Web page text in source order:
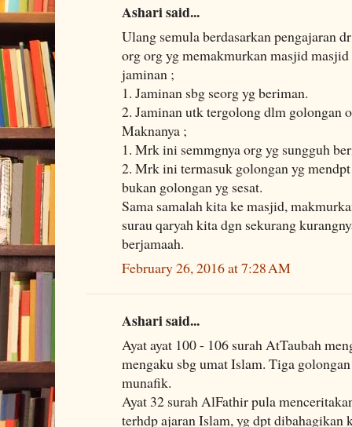
Ashari said...
Ulang semula berdasarkan pengajaran
org org yg memakmurkan masjid
jaminan ;
1. Jaminan sbg seorg yg beriman.
2. Jaminan utk tergolong dlm golongan
Maknanya ;
1. Mrk ini semmgnya org yg sungguh
2. Mrk ini termasuk golongan yg
bukan golongan yg sesat.
Sama samalah kita ke masjid,
surau qaryah kita dgn sekurang
berjamaah.
February 26, 2016 at 7:28 AM
Ashari said...
Ayat ayat 100 - 106 surah AtTaubah
mengaku sbg umat Islam. Tiga
munafik.
Ayat 32 surah AlFathir pula
terhdp ajaran Islam, yg dpt dibahagikan